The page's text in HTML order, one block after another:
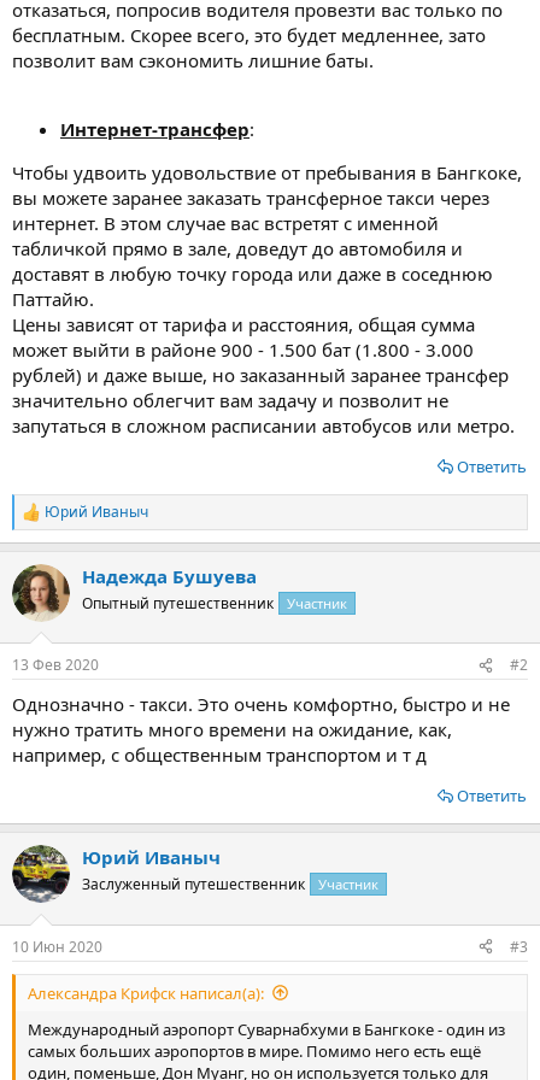
отказаться, попросив водителя провезти вас только по
бесплатным. Скорее всего, это будет медленнее, зато
позволит вам сэкономить лишние баты.
Интернет-трансфер:
Чтобы удвоить удовольствие от пребывания в Бангкоке,
вы можете заранее заказать трансферное такси через
интернет. В этом случае вас встретят с именной
табличкой прямо в зале, доведут до автомобиля и
доставят в любую точку города или даже в соседнюю
Паттайю.
Цены зависят от тарифа и расстояния, общая сумма
может выйти в районе 900 - 1.500 бат (1.800 - 3.000
рублей) и даже выше, но заказанный заранее трансфер
значительно облегчит вам задачу и позволит не
запутаться в сложном расписании автобусов или метро.
Ответить
Р
е
к
ц
и
Юрий Иваныч
Надежда Бушуева
Опытный путешественник Участник
13 Фев 2020 #2
Однозначно - такси. Это очень комфортно, быстро и не
нужно тратить много времени на ожидание, как,
например, с общественным транспортом и т д
Ответить
Юрий Иваныч
Заслуженный путешественник Участник
10 Июн 2020 #3
Александра Крифск написал(а):
Международный аэропорт Суварнабхуми в Бангкоке - один из
самых больших аэропортов в мире. Помимо него есть ещё
один, поменьше, Дон Муанг, но он используется только для